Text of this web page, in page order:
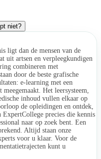
niet?
ligt dan de mensen van de
uit artsen en verpleegkundigen
combineren met
door de beste grafische
e-learning met een
Het leersysteem,
inhoud vullen elkaar op
de opleidingen en ontdek,
precies die kennis
naar op zoek bent. Een
Altijd staan onze
voor u klaar. Voor de
kunt u